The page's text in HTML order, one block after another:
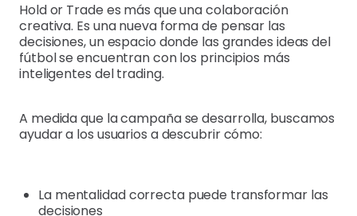
Hold or Trade es más que una colaboración
creativa. Es una nueva forma de pensar las
decisiones, un espacio donde las grandes ideas del
fútbol se encuentran con los principios más
inteligentes del trading.
A medida que la campaña se desarrolla, buscamos
ayudar a los usuarios a descubrir cómo:
La mentalidad correcta puede transformar las
decisiones